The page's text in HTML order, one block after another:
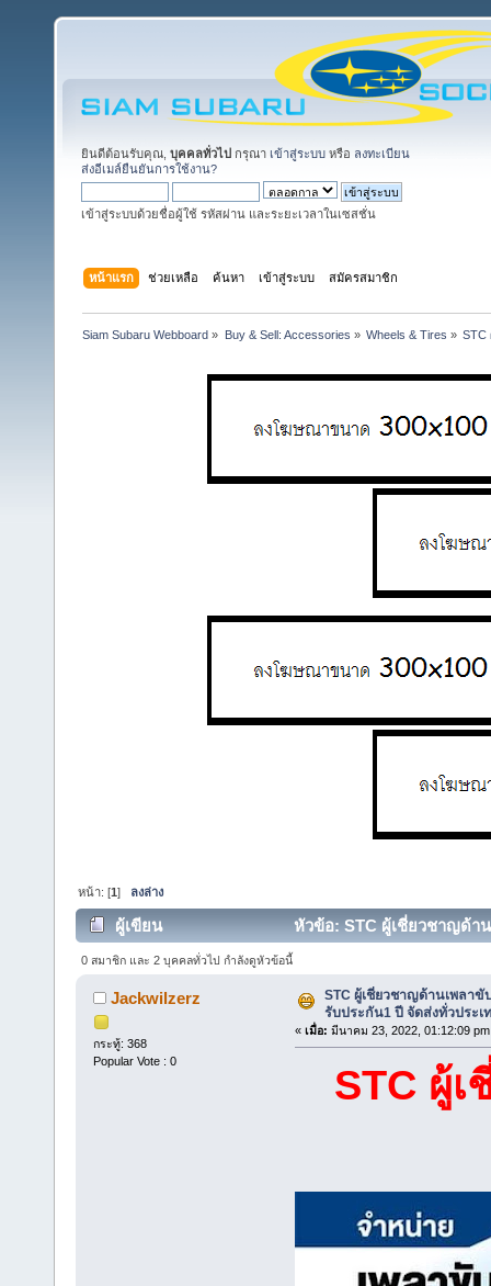
ยินดีต้อนรับคุณ, บุคคลทั่วไป กรุณา เข้าสู่ระบบ หรือ ลงทะเบียน
ส่งอีเมล์ยืนยันการใช้งาน?
เข้าสู่ระบบด้วยชื่อผู้ใช้ รหัสผ่าน และระยะเวลาในเซสชั่น
หน้าแรก ช่วยเหลือ ค้นหา เข้าสู่ระบบ สมัครสมาชิก
Siam Subaru Webboard » Buy & Sell: Accessories » Wheels & Tires » STC
หน้า: [1] ลงล่าง
ผู้เขียน
หัวข้อ: STC ผู้เชี่ยวชาญด้า
26196 ครั้ง)
0 สมาชิก และ 2 บุคคลทั่วไป กำลังดูหัวข้อนี้
Jackwilzerz
กระทู้: 368
Popular Vote : 0
STC ผู้เชี่ยวชาญด้านเพลา
รับประกัน1 ปี จัดส่งทั่วประเ
« เมื่อ: มีนาคม 23, 2022, 01:12:09
STC ผู้